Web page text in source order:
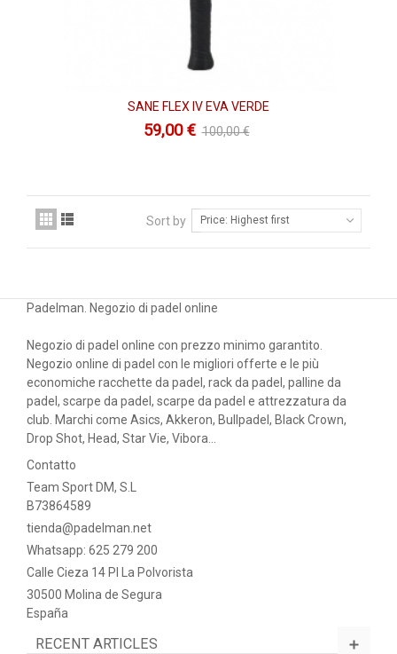
SANE FLEX IV EVA VERDE
59,00 € 100,00 €
Sort by Price: Highest first
Padelman. Negozio di padel online
Negozio di padel online con prezzo minimo garantito.
Negozio online di padel con le migliori offerte e le più
economiche racchette da padel, rack da padel, palline da
padel, scarpe da padel, scarpe da padel e attrezzatura da
club. Marchi come Asics, Akkeron, Bullpadel, Black Crown,
Drop Shot, Head, Star Vie, Vibora...
Contatto
Team Sport DM, S.L
B73864589
tienda@padelman.net
Whatsapp: 625 279 200
Calle Cieza 14 PI La Polvorista
30500 Molina de Segura
España
RECENT ARTICLES